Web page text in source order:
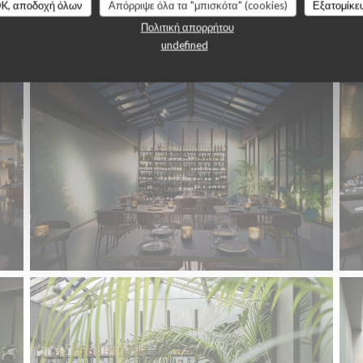
αποδοχή όλων Απόρριψε όλα τα "μπισκότα" (cookies)
Πολιτική απορρήτου
undefined
Le restaurant